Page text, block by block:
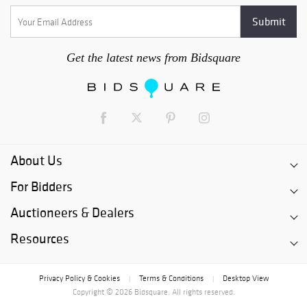
Get the latest news from Bidsquare
About Us
For Bidders
Auctioneers & Dealers
Resources
Privacy Policy & Cookies Terms & Conditions
Desktop View
Copyright © 2026 Bidsquare. All rights reserved.